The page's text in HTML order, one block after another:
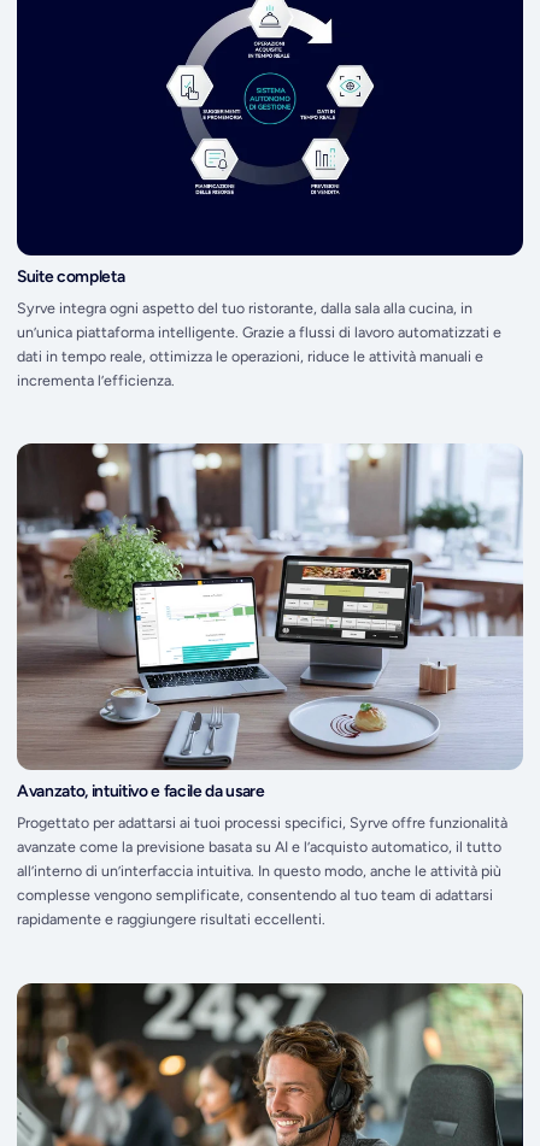
Suite completa
Syrve integra ogni aspetto del tuo ristorante, dalla sala alla cucina, in
un’unica piattaforma intelligente. Grazie a flussi di lavoro automatizzati e
dati in tempo reale, ottimizza le operazioni, riduce le attività manuali e
incrementa l’efficienza.
Avanzato, intuitivo e facile da usare
Progettato per adattarsi ai tuoi processi specifici, Syrve offre funzionalità
avanzate come la previsione basata su AI e l’acquisto automatico, il tutto
all’interno di un’interfaccia intuitiva. In questo modo, anche le attività più
complesse vengono semplificate, consentendo al tuo team di adattarsi
rapidamente e raggiungere risultati eccellenti.